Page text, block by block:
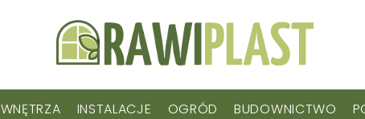
WNĘTRZA INSTALACJE OGRÓD BUDOWNICTWO